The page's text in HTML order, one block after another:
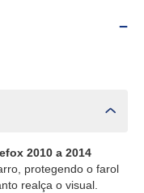
2010 a 2014
protegendo o farol
realça o visual.